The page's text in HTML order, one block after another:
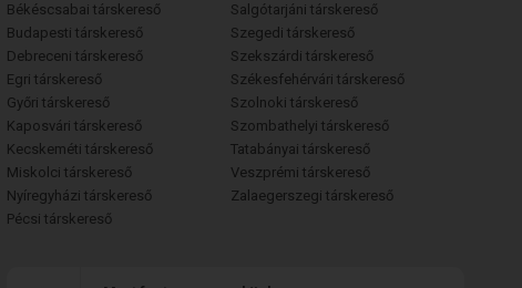
Békéscsabai társkereső
Budapesti társkereső
Debreceni társkereső
Egri társkereső
Győri társkereső
Kaposvári társkereső
Kecskeméti társkereső
Miskolci társkereső
Nyíregyházi társkereső
Pécsi társkereső
Salgótarjáni társkereső
Szegedi társkereső
Szekszárdi társkereső
Székesfehérvári társkereső
Szolnoki társkereső
Szombathelyi társkereső
Tatabányai társkereső
Veszprémi társkereső
Zalaegerszegi társkereső